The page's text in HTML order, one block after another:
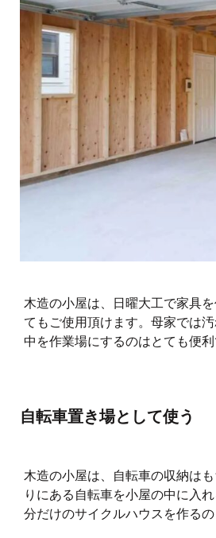
木造の小屋は、日曜大工で家具
てもご使用頂けます。母家では
中を作業場にするのはとても便利
自転車置き場として使う
木造の小屋は、自転車の収納は
りにある自転車を小屋の中に入
分だけのサイクルハウスを作るの